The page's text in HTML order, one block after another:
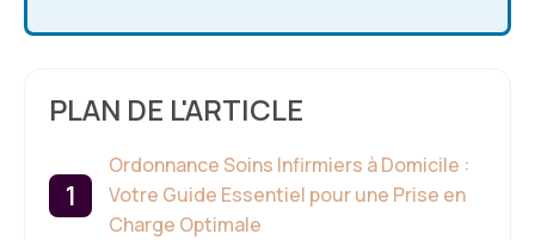
PLAN DE L'ARTICLE
Ordonnance Soins Infirmiers à Domicile :
Votre Guide Essentiel pour une Prise en
Charge Optimale